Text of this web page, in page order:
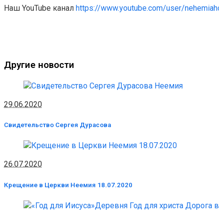
Наш YouTube канал https://www.youtube.com/user/
Другие новости
29.06.2020
Свидетельство Сергея Дурасова
26.07.2020
Крещение в Церкви Неемия 18.07.2020